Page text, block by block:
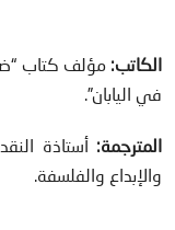
الكاتب:مؤلف كتاب
في اليابان”.
المترجمة:أستاذة
والإبداع والفلسفة.